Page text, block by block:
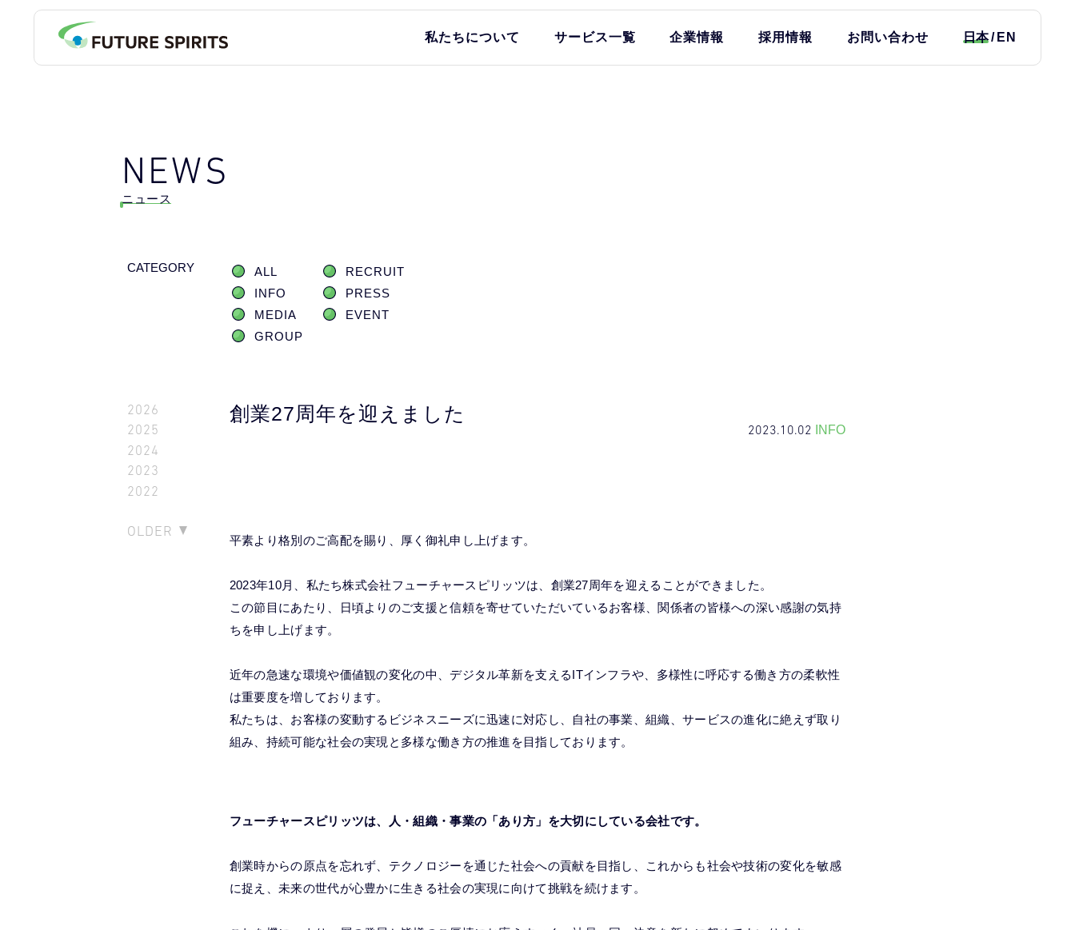
私たちについて サービス一覧 企業情報 採用情報 お問い合わせ 日本 EN
NEWS
ニュース
CATEGORY ALL
RECRUIT
INFO
PRESS
MEDIA
EVENT
GROUP
2026
2025
2024
2023
2022
OLDER
創業27周年を迎えました
2023.10.02 INFO
平素より格別のご高配を賜り、厚く御礼申し上げます。
2023年10月、私たち株式会社フューチャースピリッツは、創業27周年を迎えることができました。
この節目にあたり、日頃よりのご支援と信頼を寄せていただいているお客様、関係者の皆様への深い感謝の気持
ちを申し上げます。
近年の急速な環境や価値観の変化の中、デジタル革新を支えるITインフラや、多様性に呼応する働き方の柔軟性
は重要度を増しております。
私たちは、お客様の変動するビジネスニーズに迅速に対応し、自社の事業、組織、サービスの進化に絶えず取り
組み、持続可能な社会の実現と多様な働き方の推進を目指しております。
フューチャースピリッツは、人・組織・事業の「あり方」を大切にしている会社です。
創業時からの原点を忘れず、テクノロジーを通じた社会への貢献を目指し、これからも社会や技術の変化を敏感
に捉え、未来の世代が心豊かに生きる社会の実現に向けて挑戦を続けます。